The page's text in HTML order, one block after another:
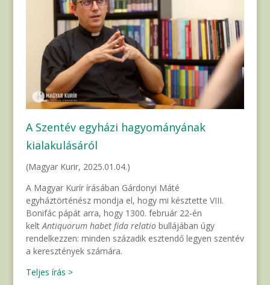
A Szentév egyházi hagyományának
kialakulásáról
(Magyar Kurir, 2025.01.04.)
A Magyar Kurír írásában Gárdonyi Máté
egyháztörténész mondja el, hogy mi késztette VIII.
Bonifác pápát arra, hogy 1300. február 22-én
keltAntiquorum habet fida relatiobullájában úgy
rendelkezzen: minden századik esztendő legyen szentév
a keresztények számára.
Teljes írás >